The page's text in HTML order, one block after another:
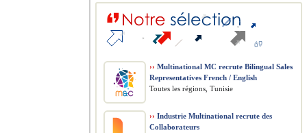
›› Multinational MC recrute Bilingual Sales
Representatives French / English
Toutes les régions, Tunisie
›› Industrie Multinational recrute des
Collaborateurs